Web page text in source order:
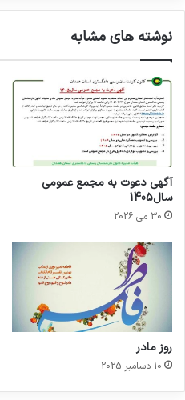
نوشته های مشابه
آگهی دعوت به مجمع عمومی
سال1405
30 می 2026
روز مادر
10 دسامبر 2025